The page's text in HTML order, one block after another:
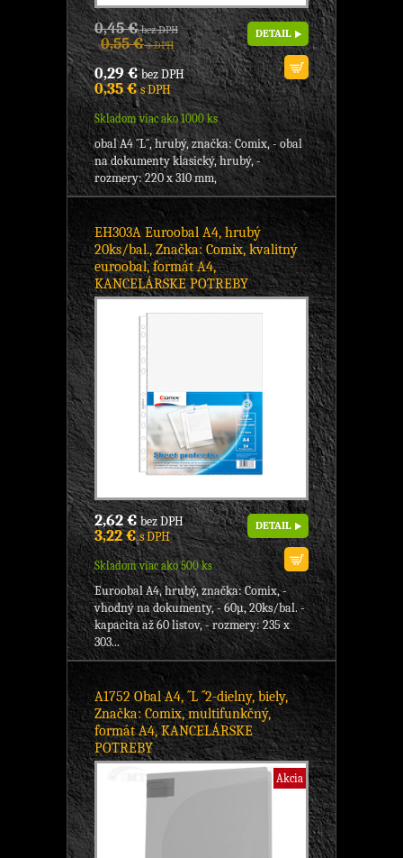
0,45 €bez DPH
0,55 €s DPH
0,29 €bez DPH
0,35 €s DPH
Skladom viac ako 1000 ks
DETAIL
obal A4 ´´L´´, hrubý, značka: Comix, - obal
na dokumenty klasický, hrubý, -
rozmery: 220 x 310 mm,
EH303A Euroobal A4, hrubý
20ks/bal., Značka: Comix, kvalitný
euroobal, formát A4,
KANCELÁRSKE POTREBY
2,62 €bez DPH
3,22 €s DPH
Skladom viac ako 500 ks
DETAIL
Euroobal A4, hrubý, značka: Comix, -
vhodný na dokumenty, - 60µ, 20ks/bal. -
kapacita až 60 listov, - rozmery: 235 x
303...
A1752 Obal A4, ´´L ´´2-dielny, biely,
Značka: Comix, multifunkčný,
formát A4, KANCELÁRSKE
POTREBY
Akcia